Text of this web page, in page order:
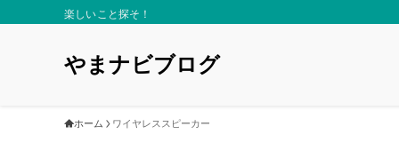
楽しいこと探そ！
やまナビブログ
ホーム ワイヤレススピーカー